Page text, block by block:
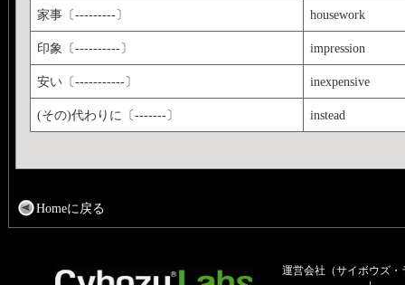
家事〔---------〕 housework
印象〔----------〕 impression
安い〔-----------〕 inexpensive
(その)代わりに〔-------〕 instead
Homeに戻る
運営会社（サイボウズ・